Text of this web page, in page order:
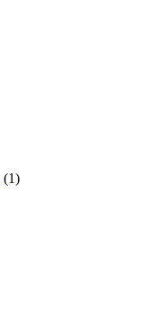
(1)